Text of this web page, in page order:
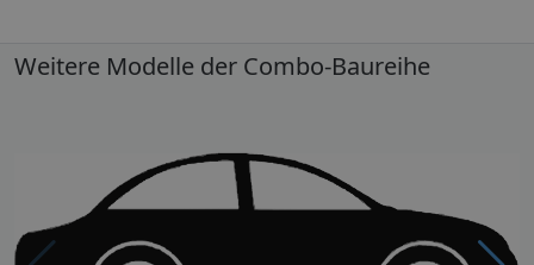
Weitere Modelle der Combo-Baureihe